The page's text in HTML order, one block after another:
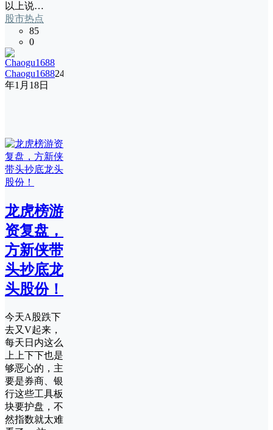
以上说…
股市热点
85
0
Chaogu168824
年1月18日
龙虎榜游
资复盘，
方新侠带
头抄底龙
头股份！
今天A股跌下
去又V起来，
每天日内这么
上上下下也是
够恶心的，主
要是券商、银
行这些工具板
块要护盘，不
然指数就太难